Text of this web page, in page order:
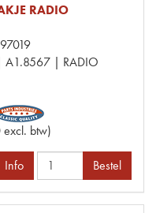
RADIO
| RADIO
btw)
Info Bestel